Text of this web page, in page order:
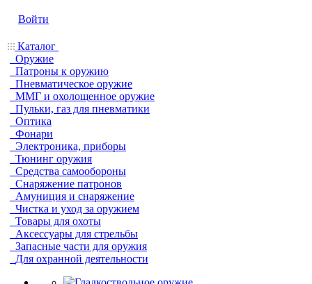
Войти
Каталог
Оружие
Патроны к оружию
Пневматическое оружие
ММГ и охолощенное оружие
Пульки, газ для пневматики
Оптика
Фонари
Электроника, приборы
Тюнинг оружия
Средства самообороны
Снаряжение патронов
Амуниция и снаряжение
Чистка и уход за оружием
Товары для охоты
Аксессуары для стрельбы
Запасные части для оружия
Для охранной деятельности